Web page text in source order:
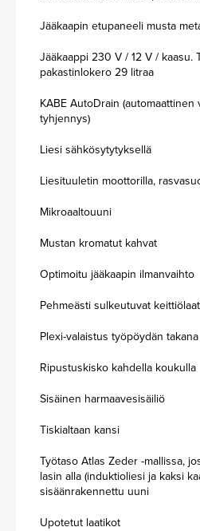
Jääkaapin etupaneeli musta
Jääkaappi 230 V / 12 V / kaasu.
pakastinlokero 29 litraa
KABE AutoDrain (automaattinen
tyhjennys)
Liesi sähkösytytyksellä
Liesituuletin moottorilla,
Mikroaaltouuni
Mustan kromatut kahvat
Optimoitu jääkaapin ilmanvaihto
Pehmeästi sulkeutuvat
Plexi-valaistus työpöydän takana
Ripustuskisko kahdella koukulla
Sisäinen harmaavesisäiliö
Tiskialtaan kansi
Työtaso Atlas Zeder -mallissa,
lasin alla (induktioliesi ja kaksi
sisäänrakennettu uuni
Upotetut laatikot